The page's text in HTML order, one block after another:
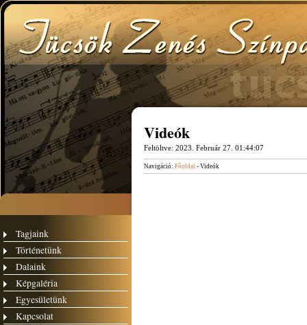
Tagjaink
Történetünk
Dalaink
Képgaléria
Egyesületünk
Kapcsolat
Videók
Feltöltve: 2023. Február 27. 01:44:07
Navigáció: Főoldal - Videók